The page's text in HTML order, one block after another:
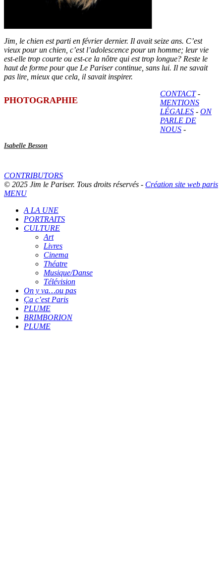
Jim, le chien est parti en février dernier. Il avait seize ans. C’est
vieux pour un chien, c’est l’adolescence pour un homme; leur vie
est-elle trop courte ou est-ce la nôtre qui est trop longue? Reste le
haut de forme pour que Le Pariser continue, sans lui. Il ne savait
pas lire, mieux que cela, il savait inspirer.
PHOTOGRAPHIE
Isabelle Besson
CONTACT-
MENTIONS
LÉGALES - ON
PARLE DE
NOUS -
CONTRIBUTORS
© 2025 Jim le Pariser. Tous droits réservés - Création site web paris
MENU
A LA UNE
PORTRAITS
CULTURE
Art
Livres
Cinema
Théatre
Musique/Danse
Télévision
On y va…ou pas
Ça c’est Paris
PLUME
BRIMBORION
PLUME